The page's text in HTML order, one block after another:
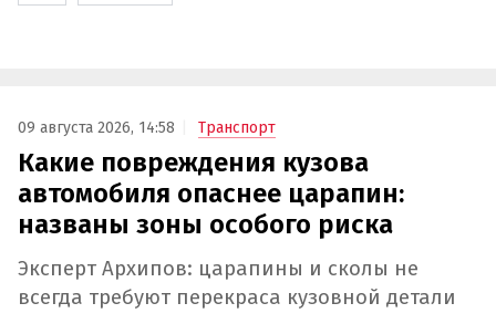
09 августа 2026, 14:58 Транспорт
Какие повреждения кузова
автомобиля опаснее царапин:
названы зоны особого риска
Эксперт Архипов: царапины и сколы не
всегда требуют перекраса кузовной детали